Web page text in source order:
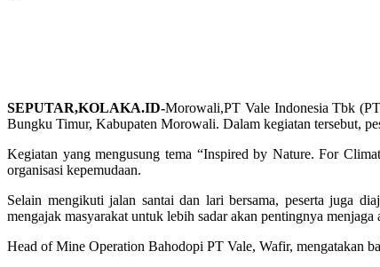
SEPUTAR,KOLAKA.ID-Morowali,PT Vale Indonesia Tbk
Bungku Timur, Kabupaten Morowali. Dalam kegiatan tersebut,
Kegiatan yang mengusung tema “Inspired by Nature. For
organisasi kepemudaan.
Selain mengikuti jalan santai dan lari bersama, peserta juga
mengajak masyarakat untuk lebih sadar akan pentingnya menjaga
Head of Mine Operation Bahodopi PT Vale, Wafir, mengatakan